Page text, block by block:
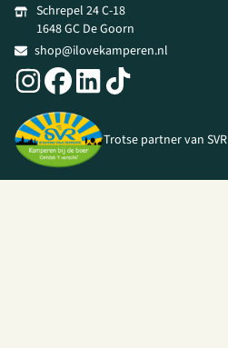
Schrepel 24 C-18
1648 GC De Goorn
shop@ilovekamperen.nl
Trotse partner van SVR